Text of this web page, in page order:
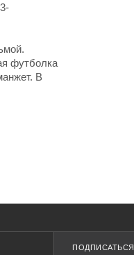
футболка
В
ПОДПИСАТЬСЯ